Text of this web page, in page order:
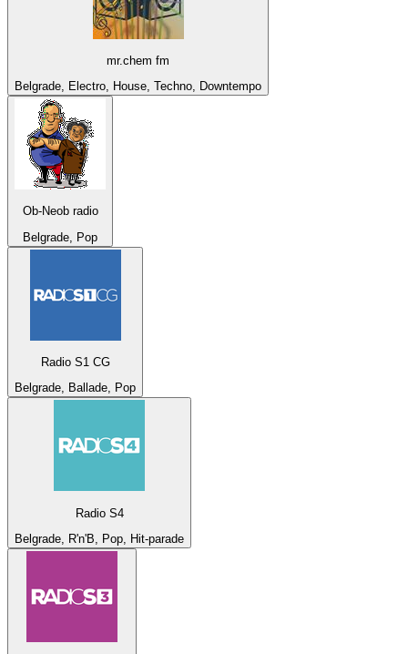
mr.chem fm
Belgrade, Electro, House, Techno, Downtempo
Ob-Neob radio
Belgrade, Pop
Radio S1 CG
Belgrade, Ballade, Pop
Radio S4
Belgrade, R'n'B, Pop, Hit-parade